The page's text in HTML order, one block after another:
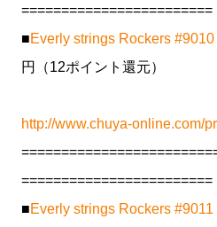
========================
■Everly strings Rockers
円（12ポイント還元）
http://www.chuya-online.com/
========================
■Everly strings Rockers